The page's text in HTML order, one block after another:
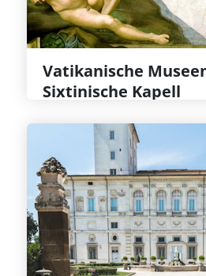
Vatikanische
Sixtinische Kapell
den Eintritt in die
Ticket für die
Galleria
Villa & Galleria
Privatsammlung
Borghese, dessen Büste
sehen sind Caravaggios
wie „Heiliger
Früchtekorb“